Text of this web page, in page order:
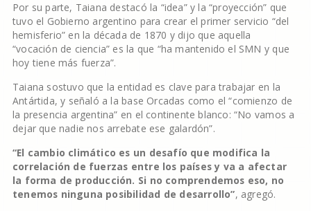
Por su parte, Taiana destacó la “idea” y la “proyección” que
tuvo el Gobierno argentino para crear el primer servicio “del
hemisferio” en la década de 1870 y dijo que aquella
“vocación de ciencia” es la que “ha mantenido el SMN y que
hoy tiene más fuerza”.
Taiana sostuvo que la entidad es clave para trabajar en la
Antártida, y señaló a la base Orcadas como el “comienzo de
la presencia argentina” en el continente blanco: “No vamos a
dejar que nadie nos arrebate ese galardón”.
“El cambio climático es un desafío que modifica la
correlación de fuerzas entre los países y va a afectar
la forma de producción. Si no comprendemos eso, no
tenemos ninguna posibilidad de desarrollo”, agregó.